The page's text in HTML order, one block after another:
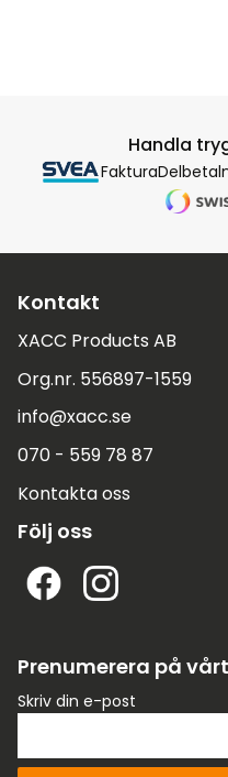
Handla
Faktura
Kontakt
XACC Products AB
Org.nr. 556897-1559
info@xacc.se
070 - 559 78 87
Kontakta oss
Följ oss
Prenumerera på
Skriv din e-post